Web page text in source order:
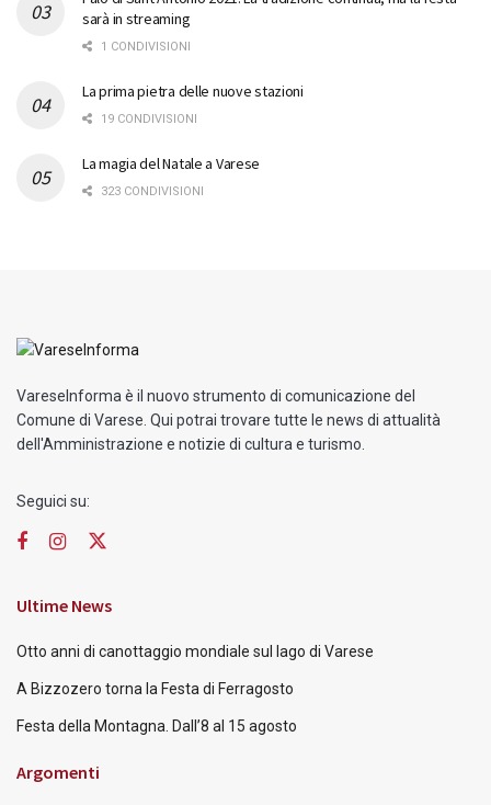
sarà in streaming
1 CONDIVISIONI
La prima pietra delle nuove stazioni
19 CONDIVISIONI
La magia del Natale a Varese
323 CONDIVISIONI
VareseInforma è il nuovo strumento di comunicazione del
Comune di Varese. Qui potrai trovare tutte le news di attualità
dell'Amministrazione e notizie di cultura e turismo.
Seguici su:
Ultime News
Otto anni di canottaggio mondiale sul lago di Varese
A Bizzozero torna la Festa di Ferragosto
Festa della Montagna. Dall’8 al 15 agosto
Argomenti